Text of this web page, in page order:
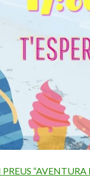
“AVENTURA